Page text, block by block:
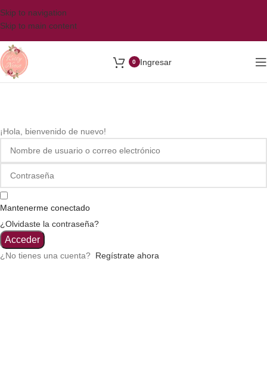
Skip to navigation
Skip to main content
0 Ingresar
¡Hola, bienvenido de nuevo!
Mantenerme conectado
¿Olvidaste la contraseña?
Acceder
¿No tienes una cuenta? Regístrate ahora